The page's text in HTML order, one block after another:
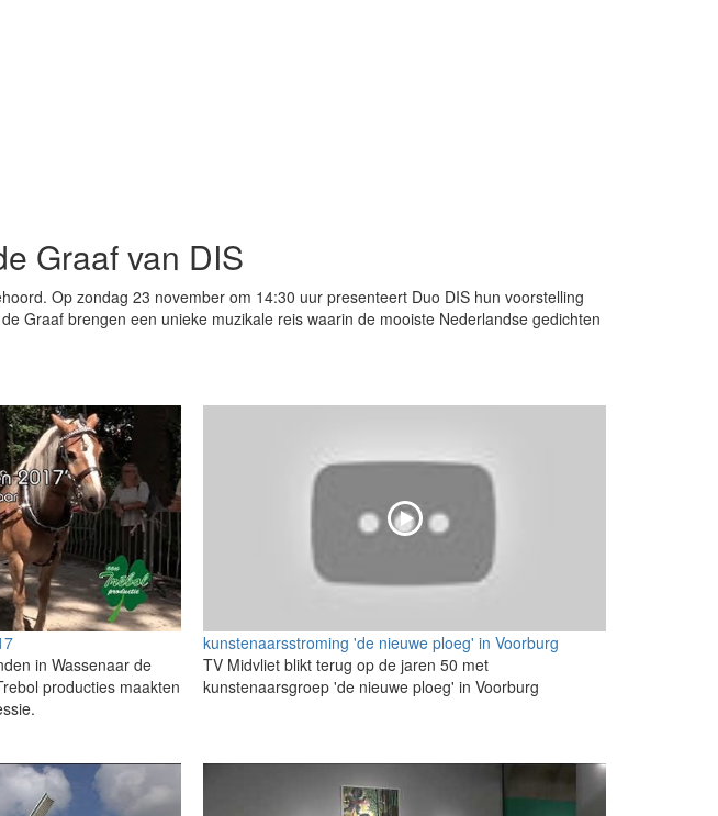
Graaf van DIS
Op zondag 23 november om 14:30 uur presenteert Duo DIS hun voorstelling
Graaf brengen een unieke muzikale reis waarin de mooiste Nederlandse gedichten
in Wassenaar de
producties maakten
kunstenaarsstroming 'de nieuwe ploeg' in Voorburg
TV Midvliet blikt terug op de jaren 50 met
kunstenaarsgroep 'de nieuwe ploeg' in Voorburg